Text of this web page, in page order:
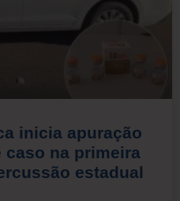
inicia apuração
caso na primeira
estadual